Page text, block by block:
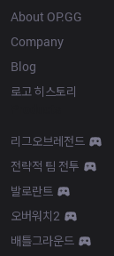
About OP.GG
Company
Blog
로고 히스토리
리그오브레전드
전략적 팀 전투
발로란트
오버워치2
배틀그라운드